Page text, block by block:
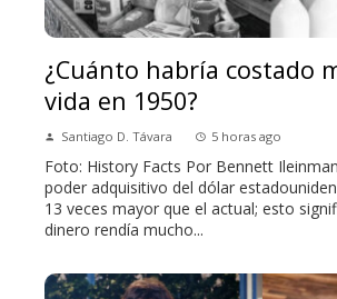
¿Cuánto habría costado
vida en 1950?
Santiago D. Távara 5 horas ago
Foto: History Facts Por Bennett
poder adquisitivo del dólar
13 veces mayor que el actual; esto
dinero rendía mucho...